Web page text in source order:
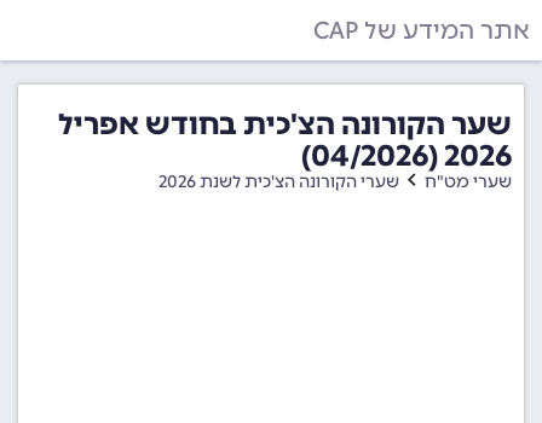
אתר המידע של CAP
שער הקורונה הצ'כית בחודש אפריל
2026 (04/2026)
שערי מט"ח שערי הקורונה הצ'כית לשנת 2026